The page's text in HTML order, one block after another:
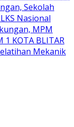
Sekolah
Nasional
MPM
1 KOTA BLITAR
Mekanik